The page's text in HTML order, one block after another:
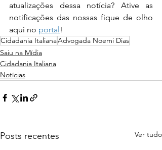
atualizações dessa notícia? Ative as
notificações das nossas fique de olho
aqui no portal !
Cidadania ItalianaAdvogada Noemi Dias
Saiu na Mídia
Cidadania Italiana
Notícias
Posts recentes Ver tudo